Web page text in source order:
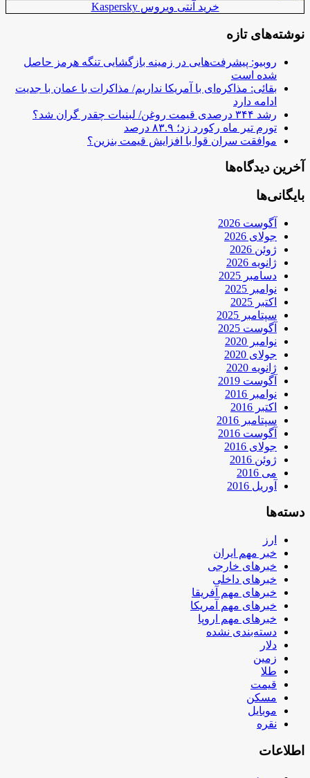
خرید آنتی ویروس Kaspersky
نوشته‌های تازه
روبیو: پیشرفت‌هایی در زمینه بازگشایی تنگه هرمز حاصل
شده است
بقائی: مذاکره‌ای با آمریکا نداریم/ مذاکرات با عمان با جدیت
ادامه دارد
رشد ۳۴۴ درصدی قیمت روغن/ لبنیات چقدر گران شد؟
تورم تیر ماه رکورد زد؛ ۸۳.۹ درصد
موافقت سران قوا با افزایش قیمت بنزین؟
آخرین دیدگاه‌ها
بایگانی‌ها
آگوست 2026
جولای 2026
ژوئن 2026
ژانویه 2026
دسامبر 2025
نوامبر 2025
اکتبر 2025
سپتامبر 2025
آگوست 2025
نوامبر 2020
جولای 2020
ژانویه 2020
آگوست 2019
نوامبر 2016
اکتبر 2016
سپتامبر 2016
آگوست 2016
جولای 2016
ژوئن 2016
می 2016
آوریل 2016
دسته‌ها
ارز
خبر مهم ایران
خبرهای خارجی
خبرهای داخلی
خبرهای مهم آفریقا
خبرهای مهم آمریکا
خبرهای مهم اروپا
دسته‌بندی نشده
دلار
زمین
طلا
قیمت
مسکن
موبایل
نقره
اطلاعات